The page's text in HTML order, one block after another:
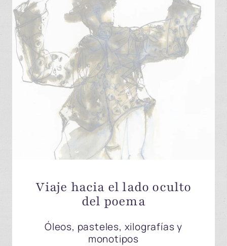
Viaje hacia el lado oculto
del poema
Óleos, pasteles, xilografías y
monotipos